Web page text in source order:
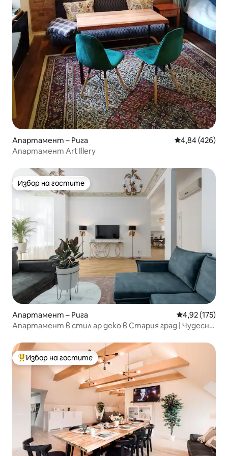
Апартамент – Рига Средна
4,84 (426)
Апартамент Art Illery
Избор на гостите
Избор на гостите
Апартамент – Рига Средна
4,92 (175)
Апартамент в стил ар деко в Стария град | Чудесно
Най-популярен избор на гостите
Избор на гостите